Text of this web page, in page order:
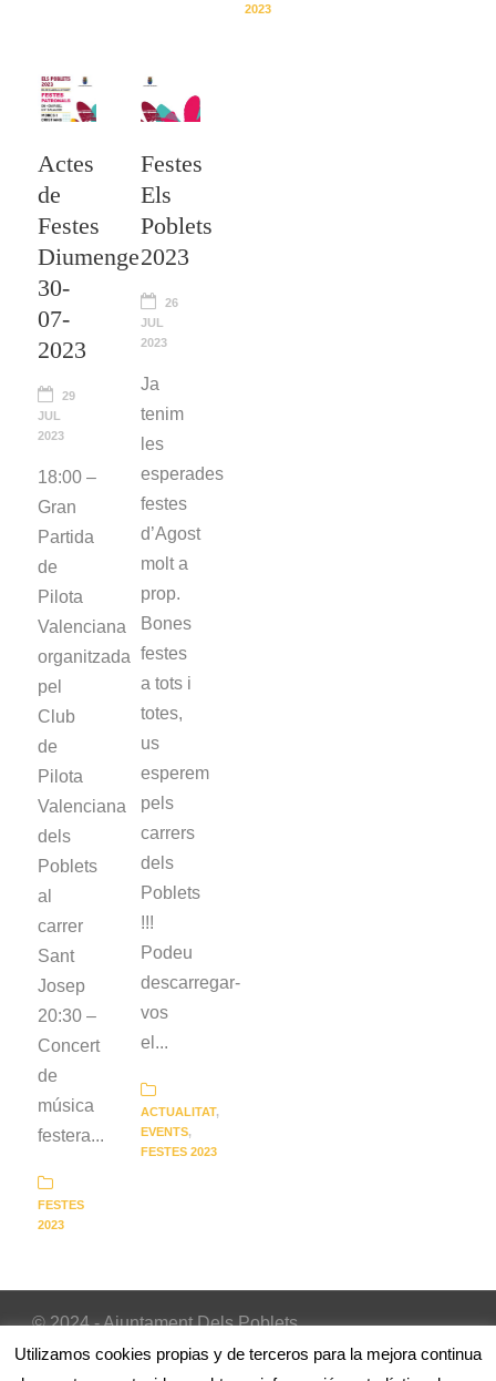
2023
Actes
de
Festes
Diumenge
30-
07-
2023
29
JUL
2023
18:00 –
Gran
Partida
de
Pilota
Valenciana
organitzada
pel
Club
de
Pilota
Valenciana
dels
Poblets
al
carrer
Sant
Josep
20:30 –
Concert
de
música
festera...
FESTES
2023
Festes
Els
Poblets
2023
26
JUL
2023
Ja
tenim
les
esperades
festes
d’Agost
molt a
prop.
Bones
festes
a tots i
totes,
us
esperem
pels
carrers
dels
Poblets
!!!
Podeu
descarregar-
vos
el...
ACTUALITAT,
EVENTS,
FESTES 2023
© 2024 - Ajuntament Dels Poblets
Inicio |Avís Legal |Política de cookies
Utilizamos cookies propias y de terceros para la mejora continua